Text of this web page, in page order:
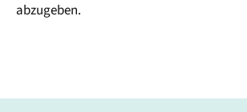
abzugeben.